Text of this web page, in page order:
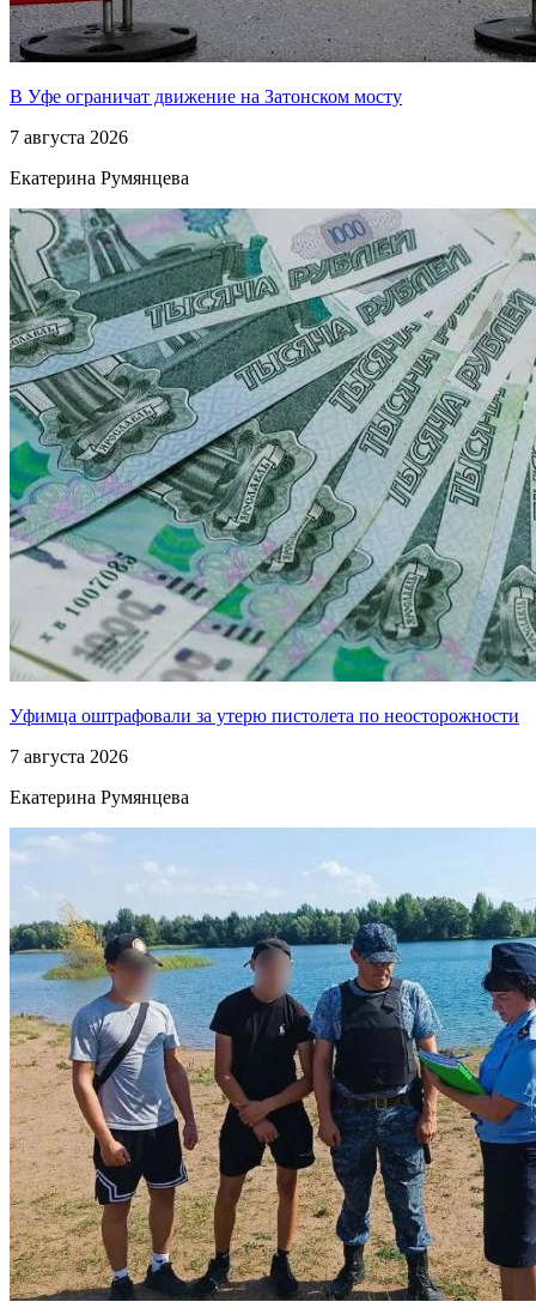
В Уфе ограничат движение на Затонском мосту
7 августа 2026
Екатерина Румянцева
Уфимца оштрафовали за утерю пистолета по неосторожности
7 августа 2026
Екатерина Румянцева